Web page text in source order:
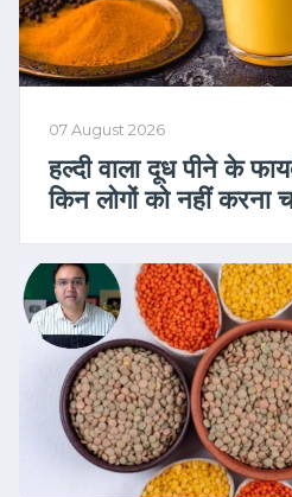
07 August 2026
हल्दी वाला दूध पीने के
किन लोगों को नहीं करना